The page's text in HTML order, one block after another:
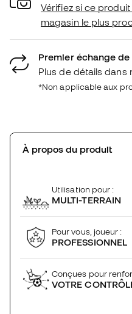
Vérifiez si ce
magasin le plus
Premier échange
Plus de détails dans
*Non applicable aux
À propos du produit
Utilisation pour :
MULTI-TERRAIN
Pour vous, joueur :
PROFESSIONNEL
Conçues pour
VOTRE